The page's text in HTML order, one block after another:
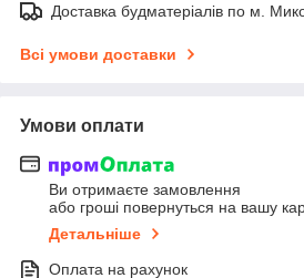
Доставка будматеріалів по м.
Всі умови доставки
Умови оплати
Ви отримаєте замовлення
або гроші повернуться на вашу
Детальніше
Оплата на рахунок